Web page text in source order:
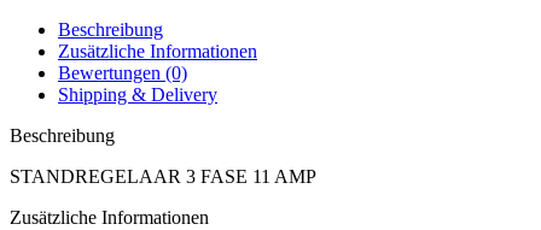
Beschreibung
Zusätzliche Informationen
Bewertungen (0)
Shipping & Delivery
Beschreibung
STANDREGELAAR 3 FASE 11 AMP
Zusätzliche Informationen